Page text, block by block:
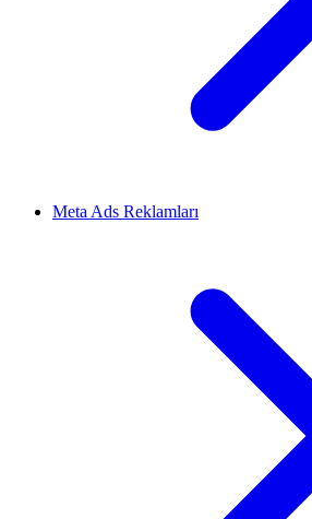
Meta Ads Reklamları